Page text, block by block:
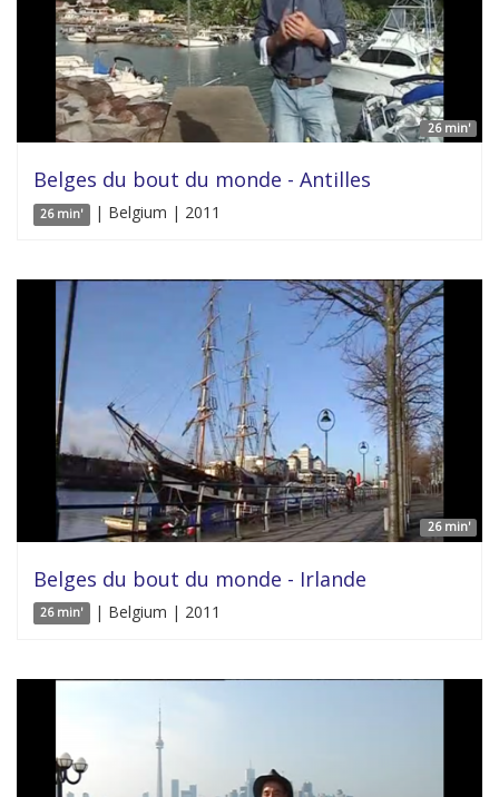
26 min'
Belges du bout du monde - Antilles
26 min' | Belgium | 2011
26 min'
Belges du bout du monde - Irlande
26 min' | Belgium | 2011